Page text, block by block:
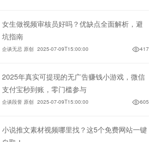
女生做视频审核员好吗？优缺点全面解析，避
坑指南
企谈无忌 原创 2025-07-09T15:00:00 417
2025年真实可提现的无广告赚钱小游戏，微信
支付宝秒到账，零门槛参与
企谈段誉 原创 2025-07-09T15:00:00 605
小说推文素材视频哪里找？这5个免费网站一键